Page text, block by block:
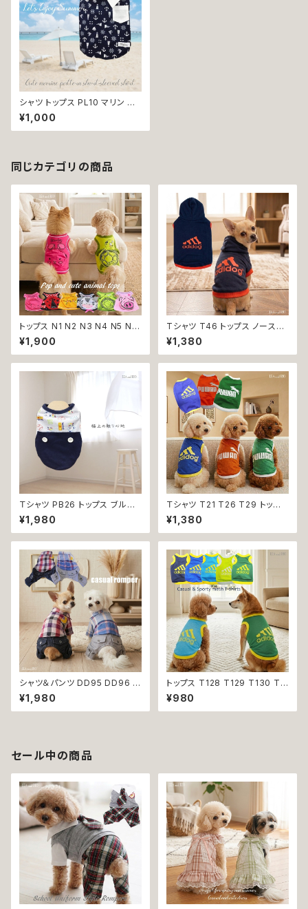
シャツ トップス PL10 マリン 半
袖 個性的 犬 猫 ペット 服 犬服
猫服 犬の服 猫の服 小型犬 超
小型犬 春 夏 返品交換不可
¥1,000
同じカテゴリの商品
トップス N1 N2 N3 N4 N5 N6
うさぎ てんとう虫 ひよこ しまう
ま かめ ぶた ポケット ビビット
ドッグウェア dog 犬 猫 ペット
服 オシャレ かわいい 小型犬 返
¥1,900
Tシャツ T46 トップス ノースリ
ーブ ネイビー×オレンジ 紺 橙
スポーティー フード 帽子 犬 猫
ペット 犬服 猫服 犬の服 猫の服
¥1,380
Ｔシャツ PB26 トップス ブルー
野球 くま ドックウェア 小型犬
犬 猫 dog cat ペット 服 犬服
返品交換不可
¥1,980
Ｔシャツ T21 T26 T29 トップ
ス ノースリーブ メッシュ 夏 蒸
れにくい 犬 猫 ペット 犬の服 猫
の服 犬服 猫服 返品交換不可
¥1,380
シャツ＆パンツ DD95 DD96 チ
ェック柄 星柄 半袖 つなぎ オー
ルインワン カバーオール 犬用
猫用 犬 猫 ペット 服 犬服 猫服
¥1,980
トップス T128 T129 T130 T1
31 T132 Ｔシャツ 1-7号 小型
犬用 スポーティー カジュアル
メッシュ ノースリーブ ブルー グ
¥980
セール中の商品